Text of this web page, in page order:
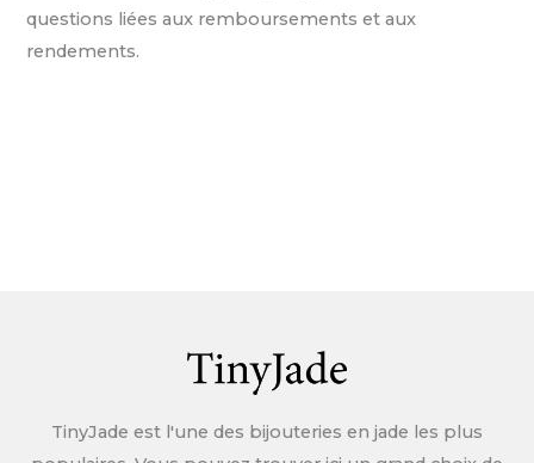
questions liées aux remboursements et aux
rendements.
TinyJade est l'une des bijouteries en jade les plus